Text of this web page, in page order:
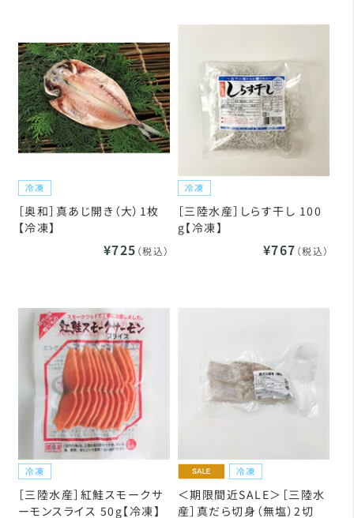
［奥和］真あじ開き（大）1枚
【冷凍】
¥725 （税込）
［三陸水産］しらす干し 100
g【冷凍】
¥767 （税込）
［三陸水産］紅鮭スモークサ
ーモンスライス 50g【冷凍】
＜期限間近SALE＞［三陸水
産］真だら切身（無塩）2切